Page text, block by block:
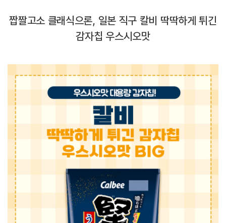
짭짤고소 클래식으론, 일본 직구 칼비 딱딱하게 튀긴
감자칩 우스시오맛